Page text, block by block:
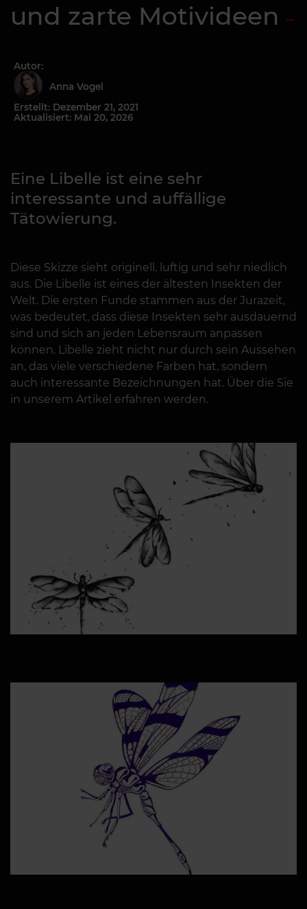
und zarte Motivideen
Autor:
Anna Vogel
Erstellt: Dezember 21, 2021
Aktualisiert: Mai 20, 2026
Eine Libelle ist eine sehr
interessante und auffällige
Tätowierung.
Diese Skizze sieht originell, luftig und sehr niedlich
aus. Die Libelle ist eines der ältesten Insekten der
Welt. Die ersten Funde stammen aus der Jurazeit,
was bedeutet, dass diese Insekten sehr ausdauernd
sind und sich an jeden Lebensraum anpassen
können. Libelle zieht nicht nur durch sein Aussehen
an, das viele verschiedene Farben hat, sondern
auch interessante Bezeichnungen hat. Über die Sie
in unserem Artikel erfahren werden.